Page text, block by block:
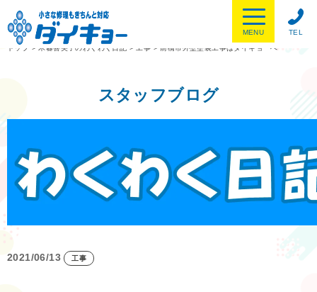
TEL
MENU
トップ
> 木暮喜美子のわくわく日記 > 工事 > 前橋市外壁塗装工事はダイキョーへ
スタッフブログ
2021/06/13 工事